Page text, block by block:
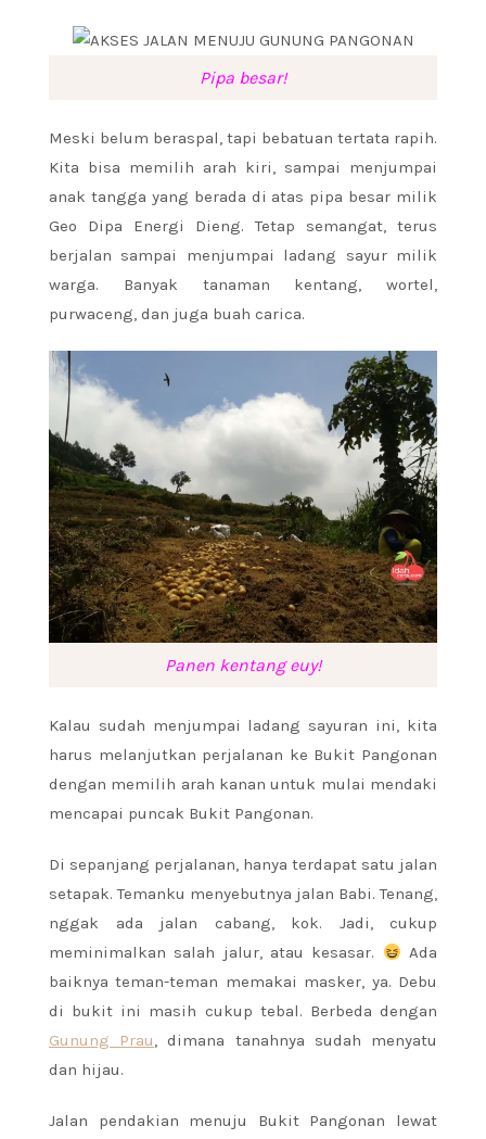
Pipa besar!
Meski belum beraspal, tapi bebatuan tertata rapih.
Kita bisa memilih arah kiri, sampai menjumpai
anak tangga yang berada di atas pipa besar milik
Geo Dipa Energi Dieng. Tetap semangat, terus
berjalan sampai menjumpai ladang sayur milik
warga. Banyak tanaman kentang, wortel,
purwaceng, dan juga buah carica.
Panen kentang euy!
Kalau sudah menjumpai ladang sayuran ini, kita
harus melanjutkan perjalanan ke Bukit Pangonan
dengan memilih arah kanan untuk mulai mendaki
mencapai puncak Bukit Pangonan.
Di sepanjang perjalanan, hanya terdapat satu jalan
setapak. Temanku menyebutnya jalan Babi. Tenang,
nggak ada jalan cabang, kok. Jadi, cukup
meminimalkan salah jalur, atau kesasar.
Ada
baiknya teman-teman memakai masker, ya. Debu
di bukit ini masih cukup tebal. Berbeda dengan
Gunung Prau, dimana tanahnya sudah menyatu
dan hijau.
Jalan pendakian menuju Bukit Pangonan lewat